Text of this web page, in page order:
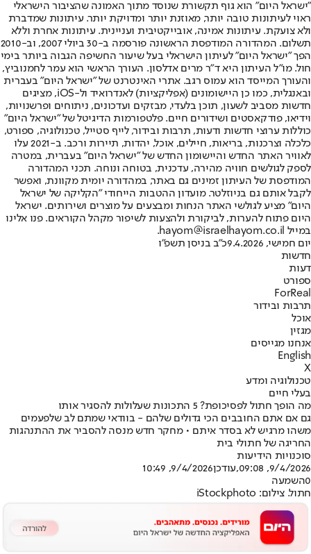
"ישראל היום" הוא גוף תקשורת שנוסד מתוך האמונה שהציבור הישראלי
ראוי לעיתונות טובה יותר, מאוזנת יותר ומדויקת יותר. עיתונות שמדברת
ולא צועקת. עיתונות אמינה, אובייקטיבית ועניינית. עיתונות אחרת וללא
תשלום. המהדורה המודפסת הראשונה פורסמה ב-30 ביולי 2007, וב-2010
הפך "ישראל היום" לעיתון הישראלי בעל שיעור החשיפה הגבוה ביותר בימי
חול. מו"ל העיתון היא ד"ר מרים אדלסון. העורך הראשי הוא עמר לחמנוביץ,
והעורך המייסד הוא עמוס רגב. אתרי האינטרנט של "ישראל היום" בעברית
ובאנגלית, כמו כן היישומונים (אפליקציות) לאנדרואיד ול-iOS, מציגים
חדשות מסביב לשעון, תוכן בלעדי, מבזקים ועדכונים, ניתוחים ופרשנויות,
וידיאו, פודקאסטים ושידורים חיים. פלטפורמות הדיגיטל של "ישראל היום"
כוללות ערוצי חדשות ודעות, תרבות ובידור, לייף סטייל, טכנולוגיה, ספורט,
כלכלה וצרכנות, בריאות, חיילים, אוכל, יהדות, תיירות ורכב. ב-2021 עלו
לאוויר האתר החדש והיישומון החדש של "ישראל היום" בעברית, במטרה
לספק לגולשים חוויה מהירה, עדכנית, בטוחה ונוחה. תכני המהדורה
המודפסת של העיתון זמינים גם באתר, במהדורה יומית מקוונת, ואפשר
לקבל אותם גם בניוזלטר. מועדון ההטבות הייחודי "הקליקה של ישראל
היום" מציע לגולשי האתר הנחות ומבצעים על מוצרים ושירותים. ישראל
היום פתוח להערות, לביקורת ולהצעות לשיפור מקהל הקוראים. פנו אלינו
במייל hayom@israelhayom.co.il.
יום חמישי, 9.4.2026
כ"ב בניסן תשפ"ו
חדשות
דעות
ספורט
ForReal
תרבות ובידור
אוכל
מגזין
אנחנו מגייסים
English
X
טכנולוגיה ומדע
בעלי חיים
מה הופך חתול לפסיכופת? 5 התכונות שעלולות להסגיר אותו
גם אם אתם החובבים הכי גדולים שלהם - בוודאי שמתם לב שלפעמים
משהו מרגיש לא בסדר איתם • מחקר חדש מנסה להסביר את ההתנהגות
החריגה של חתולי בית
סוכנויות הידיעות
9/4/2026, 09:08
,עודכן9/4/2026, 10:49
0השמעה
חתול. צילום: iStockphoto